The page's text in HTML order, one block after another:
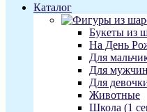
Каталог
Букеты из
На День
Для
Для
Для
Животные
Школа (1